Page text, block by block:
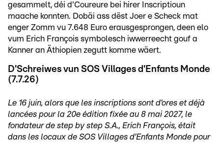
gesammelt, déi d'Coureure bei hirer Inscriptioun
maache konnten. Dobäi ass dëst Joer e Scheck mat
enger Zomm vu 7.648 Euro erausgesprongen, deen elo
vum Erich François symbolesch iwwerreecht gouf a
Kanner an Äthiopien zegutt komme wäert.
D'Schreiwes vun SOS Villages d'Enfants Monde
(7.7.26)
Le 16 juin, alors que les inscriptions sont d’ores et déjà
lancées pour la 20e édition fixée au 8 mai 2027, le
fondateur de step by step S.A., Erich François, était
dans les locaux de SOS Villages d’Enfants Monde pour